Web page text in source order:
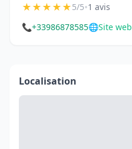
★★★★★5/5•1 avis
📞+33986878585🌐Site web
Localisation